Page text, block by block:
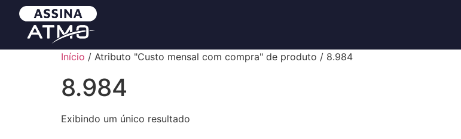
Início / Atributo "Custo mensal com compra" de produto / 8.984
8.984
Exibindo um único resultado